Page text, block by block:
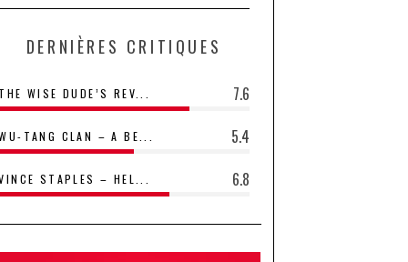
DERNIÈRES CRITIQUES
7.6
THE WISE DUDE’S REV...
5.4
TANG CLAN – A BE...
6.8
STAPLES – HEL...